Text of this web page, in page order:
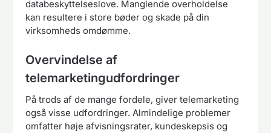
databeskyttelseslove. Manglende overholdelse
kan resultere i store bøder og skade på din
virksomheds omdømme.
Overvindelse af
telemarketingudfordringer
På trods af de mange fordele, giver telemarketing
også visse udfordringer. Almindelige problemer
omfatter høje afvisningsrater, kundeskepsis og